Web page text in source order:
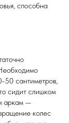
способна
50 сантиметров,
сидит слишком
аркам —
колес